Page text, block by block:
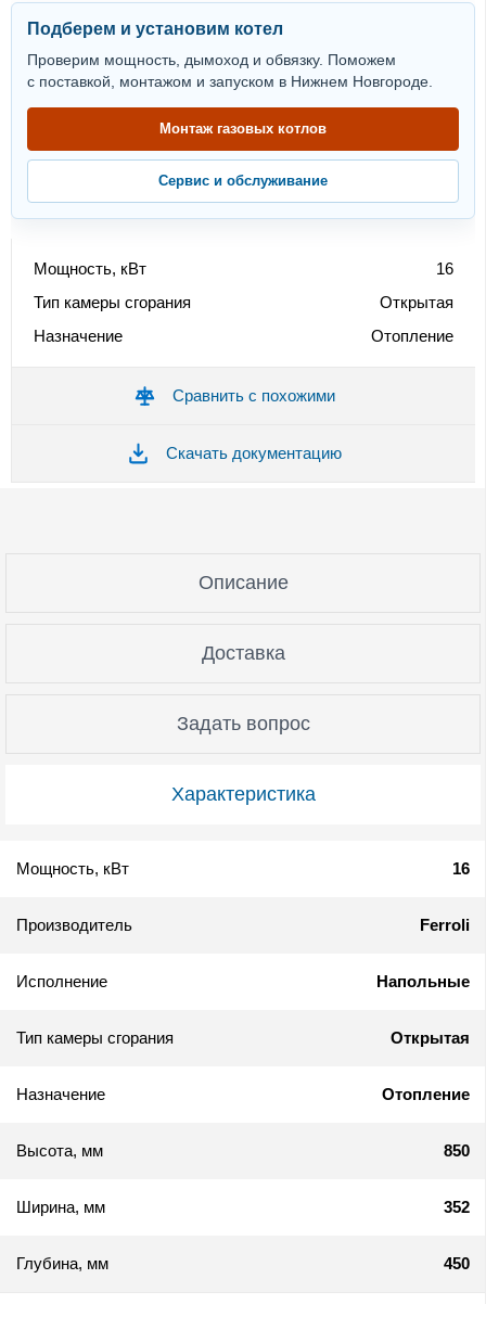
Подберем и установим котел
Проверим мощность, дымоход и обвязку. Поможем
с поставкой, монтажом и запуском в Нижнем Новгороде.
Монтаж газовых котлов
Сервис и обслуживание
Мощность, кВт
16
Тип камеры сгорания
Открытая
Назначение
Отопление
Сравнить с похожими
Скачать документацию
Характеристика
Описание
Доставка
Задать вопрос
Мощность, кВт 16
Производитель Ferroli
Исполнение Напольные
Тип камеры сгорания Открытая
Назначение Отопление
Высота, мм 850
Ширина, мм 352
Глубина, мм 450